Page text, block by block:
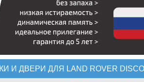
И ДВЕРИ ДЛЯ LAND ROVER